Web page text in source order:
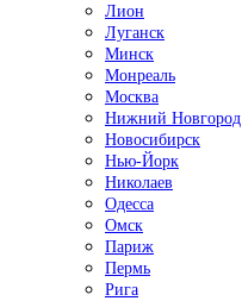
Лион
Луганск
Минск
Монреаль
Москва
Нижний Новгород
Новосибирск
Нью-Йорк
Николаев
Одесса
Омск
Париж
Пермь
Рига